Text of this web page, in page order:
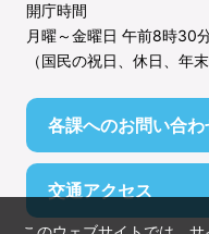
開庁時間
月曜～金曜日 午前8時30
（国民の祝日、休日、年
各課へのお問い合わ
交通アクセス